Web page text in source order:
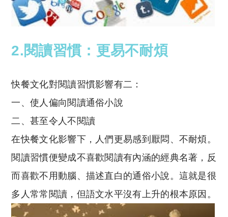
2.閱讀習慣：更易不耐煩
快餐文化對閱讀習慣影響有二：
一、使人偏向閱讀通俗小說
二、甚至令人不閱讀
在快餐文化影響下，人們更易感到厭悶、不耐煩。
閱讀習慣便變成不喜歡閱讀有內涵的經典名著，反
而喜歡不用動腦、描述直白的通俗小說。這就是很
多人常常閱讀，但語文水平沒有上升的根本原因。